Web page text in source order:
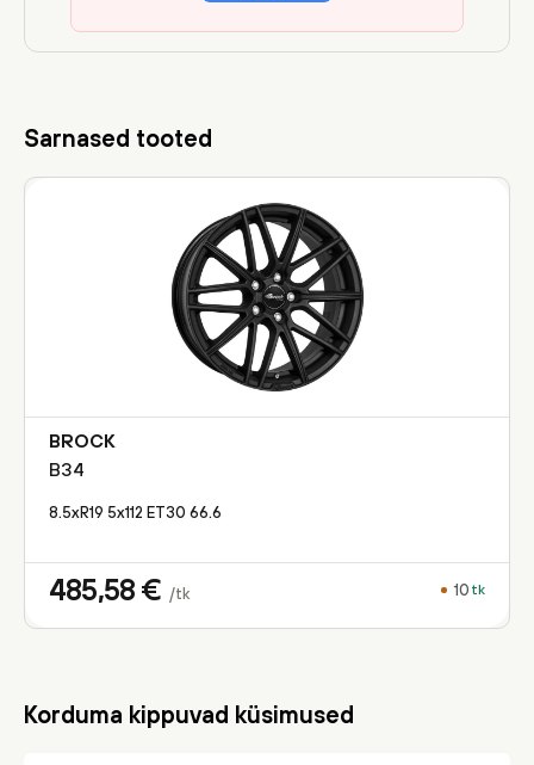
Sarnased tooted
BROCK
B34
8.5xR19 5x112 ET30 66.6
485,58 € /tk 10 tk
Korduma kippuvad küsimused